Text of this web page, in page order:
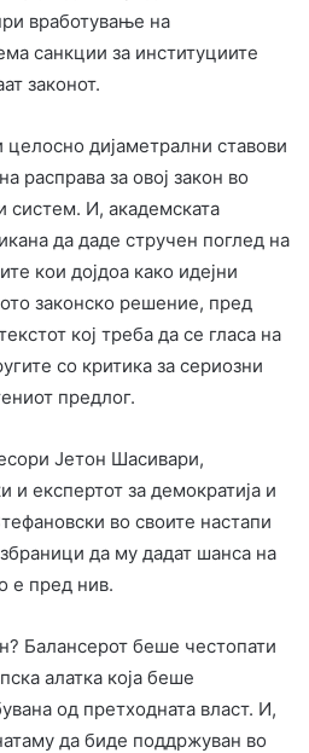
вработување на
санкции за институциите
законот.
дијаметрални ставови
расправа за овој закон во
систем. И, академската
да даде стручен поглед на
кои дојдоа како идејни
законско решение, пред
кој треба да се гласа на
со критика за сериозни
предлог.
Јетон Шасивари,
и експертот за демократија и
во своите настапи
да му дадат шанса на
е пред нив.
Балансерот беше честопати
алатка која беше
од претходната власт. И,
да биде поддржуван во